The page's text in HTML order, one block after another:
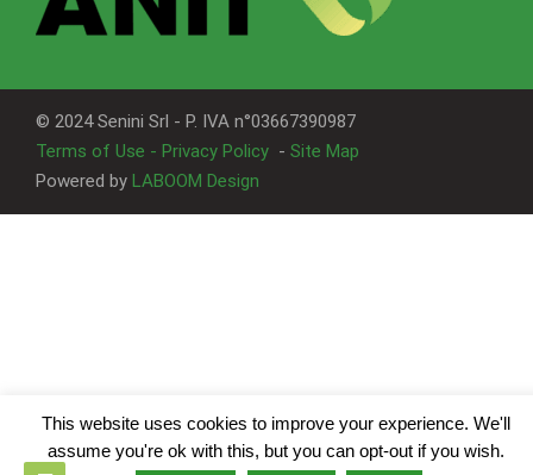
© 2024 Senini Srl - P. IVA n°03667390987
Terms of Use - Privacy Policy - Site Map
Powered by LABOOM Design
This website uses cookies to improve your experience. We'll
assume you're ok with this, but you can opt-out if you wish.